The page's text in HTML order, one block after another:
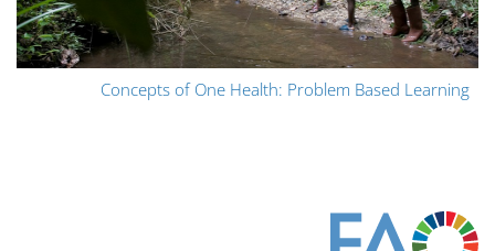
Concepts of One Health: Problem Based Learning